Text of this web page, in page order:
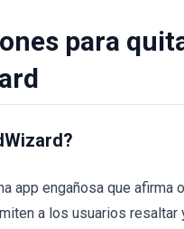
para
app engañosa que afirma
a los usuarios resaltar